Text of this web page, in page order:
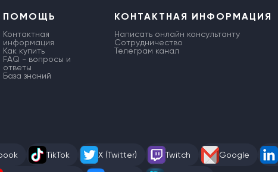
ПОМОЩЬ
Контактная
информация
Как купить
FAQ - вопросы и
ответы
База знаний
КОНТАКТНАЯ ИНФОРМАЦИЯ
Написать онлайн консультанту
Сотрудничество
Телеграм канал
TikTok X (Twitter) Twitch Google